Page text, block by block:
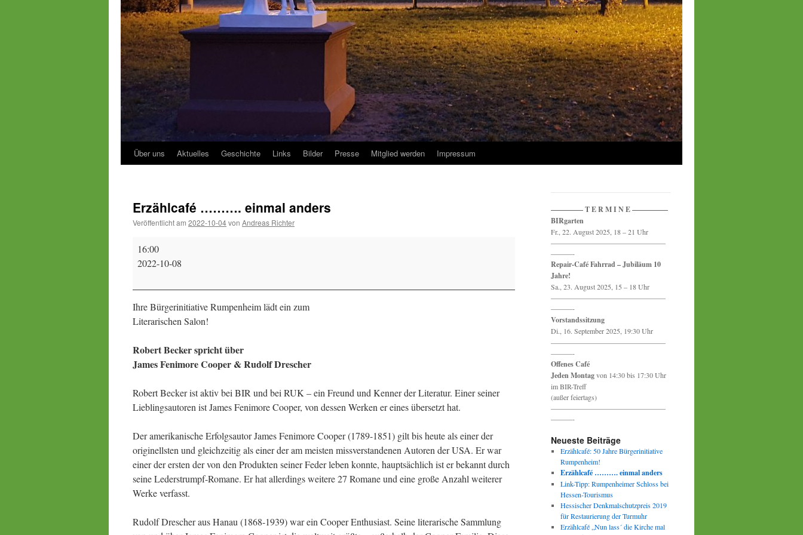
Über uns Aktuelles Geschichte Links Bilder Presse Mitglied werden Impressum
Erzählcafé ………. einmal anders
Veröffentlicht am 2022-10-04von Andreas Richter
Erzählcafé
……….
16:00
2022-10-08
Ihre Bürgerinitiative Rumpenheim lädt ein zum
Literarischen Salon!
Robert Becker spricht über
James Fenimore Cooper & Rudolf Drescher
Robert Becker ist aktiv bei BIR und bei RUK – ein Freund und Kenner der Literatur. Einer seiner
Lieblingsautoren ist James Fenimore Cooper, von dessen Werken er eines übersetzt hat.
Der amerikanische Erfolgsautor James Fenimore Cooper (1789-1851) gilt bis heute als einer der
originellsten und gleichzeitig als einer der am meisten missverstandenen Autoren der USA. Er war
einer der ersten der von den Produkten seiner Feder leben konnte, hauptsächlich ist er bekannt durch
seine Lederstrumpf-Romane. Er hat allerdings weitere 27 Romane und eine große Anzahl weiterer
Werke verfasst.
Rudolf Drescher aus Hanau (1868-1939) war ein Cooper Enthusiast. Seine literarische Sammlung
————– T E R M I N E —————
BIRgarten
Fr., 22. August 2025, 18 – 21 Uhr
————————————————
———-
Repair-Café Fahrrad – Jubiläum 10
Jahre!
Sa., 23. August 2025, 15 – 18 Uhr
————————————————
———-
Vorstandssitzung
Di., 16. September 2025, 19:30 Uhr
————————————————
———-
Offenes Café
Jeden Montagvon 14:30 bis 17:30 Uhr
im BIR-Treff
(außer feiertags)
————————————————
———-
Neueste Beiträge
Erzählcafé: 50 Jahre Bürgerinitiative
Rumpenheim!
Erzählcafé ………. einmal anders
Link-Tipp: Rumpenheimer Schloss bei
Hessen-Tourismus
Hessischer Denkmalschutzpreis 2019
für Restaurierung der Turmuhr
Erzählcafé „Nun lass´ die Kirche mal